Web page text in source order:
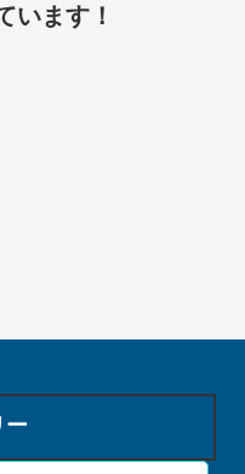
います！
ー